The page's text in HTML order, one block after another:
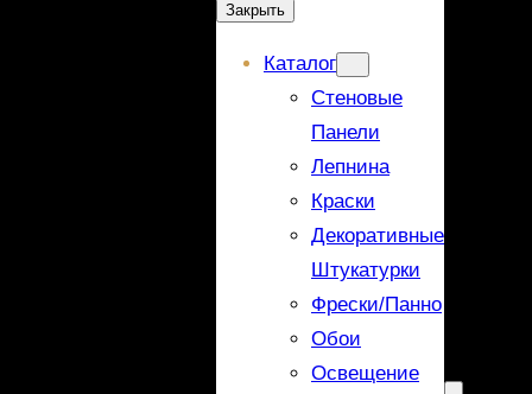
Закрыть
Каталог
Стеновые
Панели
Лепнина
Краски
Декоративные
Штукатурки
Фрески/панно
Обои
Освещение